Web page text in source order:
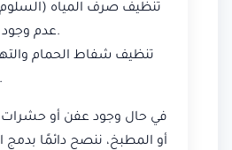
تنظيف صرف المياه
عدم وجود روائح كريهة.
تنظيف شفاط الحمام
الوصول إليه.
في حال وجود عفن أو
أو المطبخ، ننصح دائمًا بدمج